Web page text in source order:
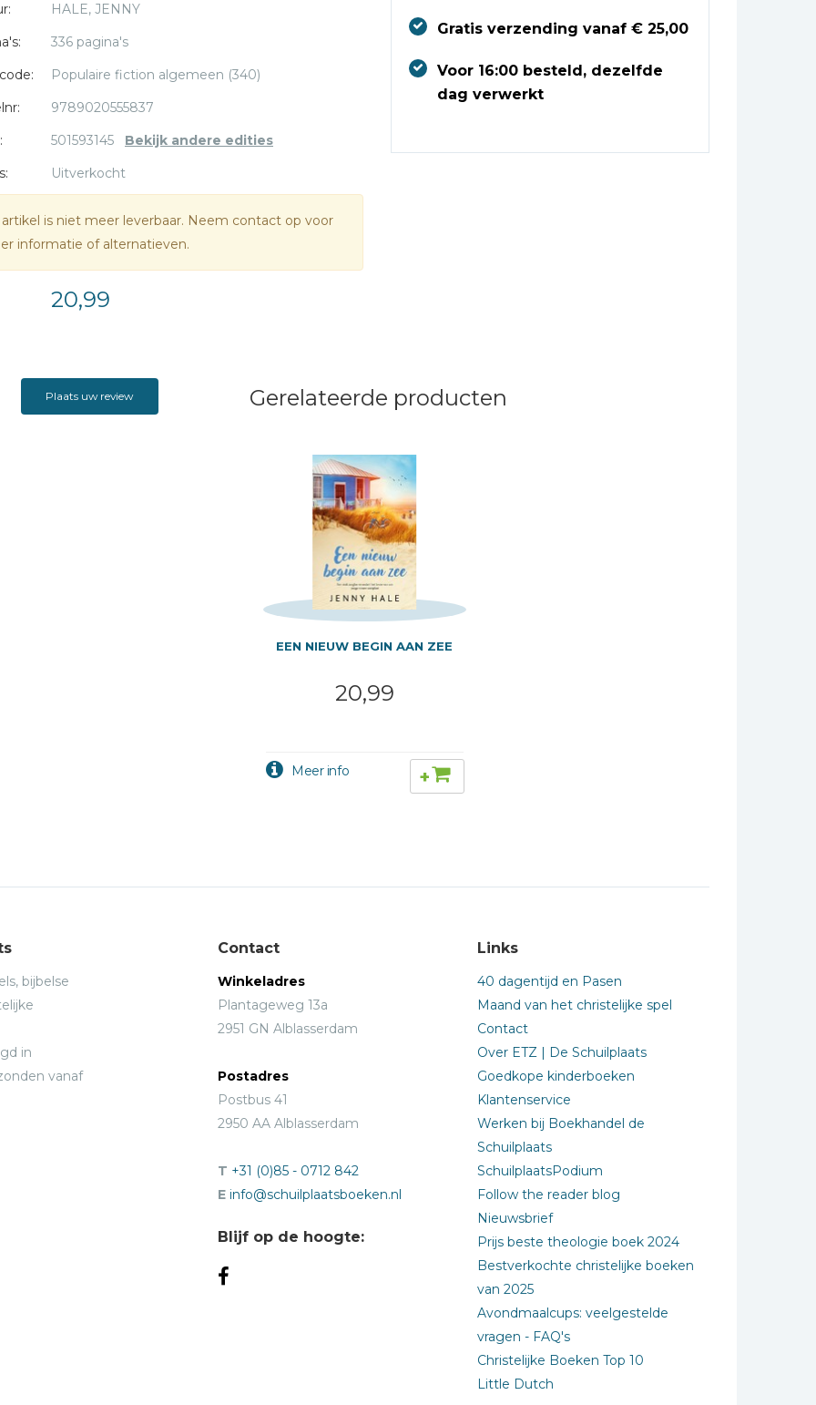
Hale is een hartverwarmende feelgoodroman, voor de
van Sharon Gosling.
HALE, JENNY
336 pagina's
Populaire fiction algemeen (340)
9789020555837
501593145 Bekijk andere edities
Uitverkocht
is niet meer leverbaar. Neem contact op voor
informatie of alternatieven.
20,99
Gratis verzending vanaf € 25,00
Voor 16:00 besteld, dezelfde
dag verwerkt
Plaats uw review Gerelateerde producten
EEN NIEUW BEGIN AAN ZEE
20,99
+
bijbelse
in
vanaf
Contact
Winkeladres
Plantageweg 13a
2951 GN Alblasserdam
Postadres
Postbus 41
2950 AA Alblasserdam
T +31 (0)85 - 0712 842
E info@schuilplaatsboeken.nl
Blijf op de hoogte:
Links
40 dagentijd en Pasen
Maand van het christelijke spel
Contact
Over ETZ | De Schuilplaats
Goedkope kinderboeken
Klantenservice
Werken bij Boekhandel de
Schuilplaats
SchuilplaatsPodium
Follow the reader blog
Nieuwsbrief
Prijs beste theologie boek 2024
Bestverkochte christelijke boeken
van 2025
Avondmaalcups: veelgestelde
vragen - FAQ's
Christelijke Boeken Top 10
Little Dutch